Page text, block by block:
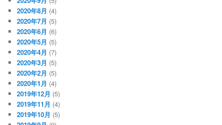
2020年8月 (4)
2020年7月 (5)
2020年6月 (6)
2020年5月 (5)
2020年4月 (7)
2020年3月 (5)
2020年2月 (5)
2020年1月 (4)
2019年12月 (5)
2019年11月 (4)
2019年10月 (5)